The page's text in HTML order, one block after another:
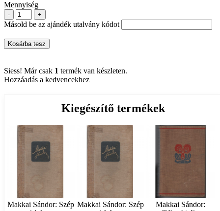
Mennyiség
- +
Másold be az ajándék utalvány kódot
Kosárba tesz
Siess! Már csak 1 termék van készleten.
Hozzáadás a kedvencekhez
Kiegészítő termékek
Makkai Sándor: Szép Makkai Sándor: Szép
Makkai Sándor: